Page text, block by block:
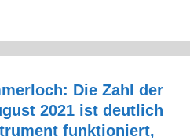
Die Zahl der
2021 ist deutlich
funktioniert,